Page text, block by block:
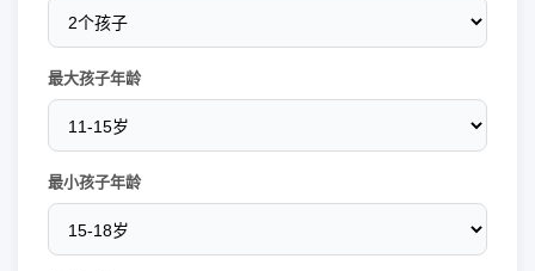
最大孩子年龄
最小孩子年龄